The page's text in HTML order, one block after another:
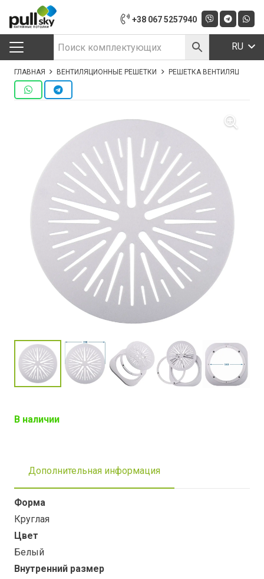
+38 067 5257940
RU
ГЛАВНАЯ ВЕНТИЛЯЦИОННЫЕ РЕШЕТКИ РЕШЕТКА
В наличии
Дополнительная информация
Форма
Круглая
Цвет
Белый
Внутренний размер